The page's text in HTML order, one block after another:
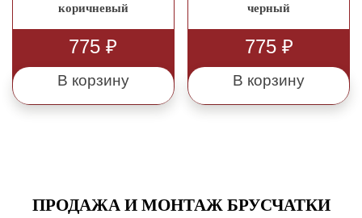
коричневый
775₽
В корзину
черный
775 ₽
В корзину
ПРОДАЖА И МОНТАЖ БРУСЧАТКИ